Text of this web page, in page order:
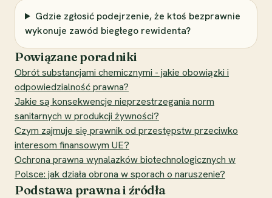
Gdzie zgłosić podejrzenie, że ktoś bezprawnie
wykonuje zawód biegłego rewidenta?
Powiązane poradniki
Obrót substancjami chemicznymi - jakie obowiązki i
odpowiedzialność prawna?
Jakie są konsekwencje nieprzestrzegania norm
sanitarnych w produkcji żywności?
Czym zajmuje się prawnik od przestępstw przeciwko
interesom finansowym UE?
Ochrona prawna wynalazków biotechnologicznych w
Polsce: jak działa obrona w sporach o naruszenie?
Podstawa prawna i źródła